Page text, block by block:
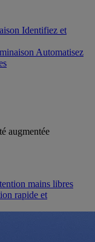
Identifiez et
Automatisez
augmentée
mains libres
rapide et